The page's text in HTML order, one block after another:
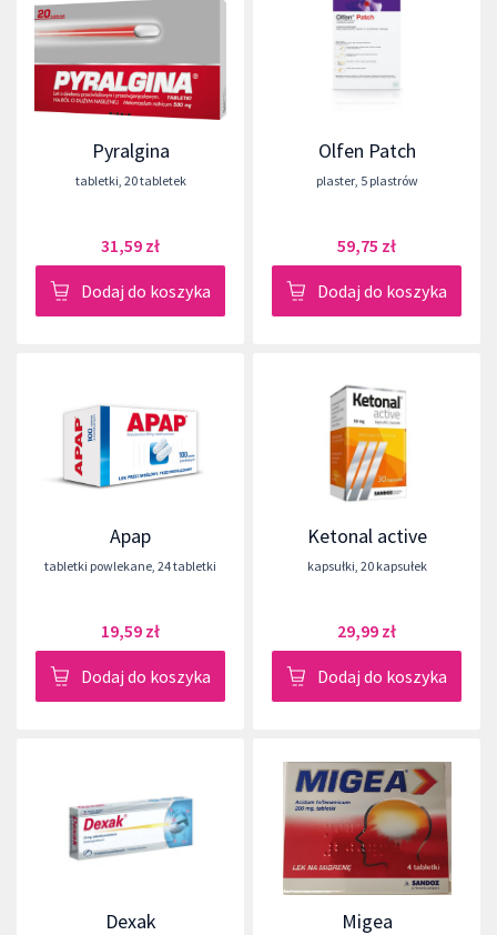
Pyralgina
tabletki 20 tabletek
31,59 zł
Dodaj do koszyka
Olfen Patch
plaster, 5 plastrów
59,75 zł
Dodaj do koszyka
Apap
tabletki powlekane 24 tabletki
19,59 zł
Dodaj do koszyka
Ketonal active
kapsułki 20 kapsułek
29,99 zł
Dodaj do koszyka
Dexak Migea